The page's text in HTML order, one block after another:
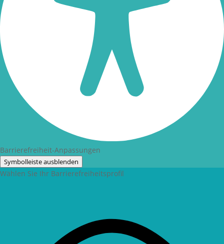
Barrierefreiheit-Anpassungen
Symbolleiste ausblenden
Wählen Sie Ihr Barrierefreiheitsprofil